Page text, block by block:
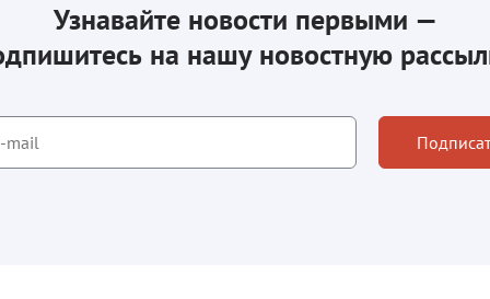
Узнавайте новости первыми —
на нашу новостную